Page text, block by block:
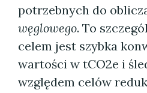
potrzebnych do
węglowego. To
celem jest szybka
wartości w tCO2e i
względem celów